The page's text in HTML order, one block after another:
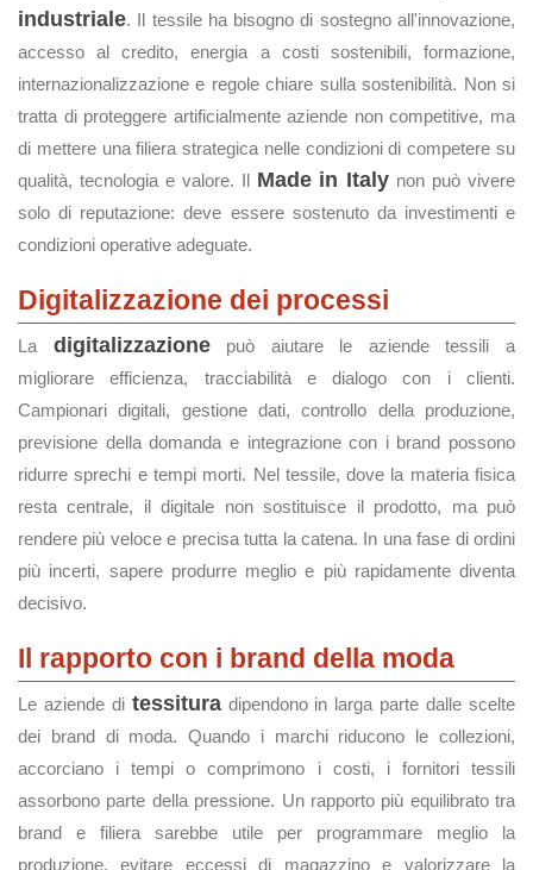
industriale. Il tessile ha bisogno di sostegno all'innovazione,
accesso al credito, energia a costi sostenibili, formazione,
internazionalizzazione e regole chiare sulla sostenibilità. Non si
tratta di proteggere artificialmente aziende non competitive, ma
di mettere una filiera strategica nelle condizioni di competere su
qualità, tecnologia e valore. Il Made in Italy non può vivere
solo di reputazione: deve essere sostenuto da investimenti e
condizioni operative adeguate.
Digitalizzazione dei processi
La digitalizzazionepuò aiutare le aziende tessili a
migliorare efficienza, tracciabilità e dialogo con i clienti.
Campionari digitali, gestione dati, controllo della produzione,
previsione della domanda e integrazione con i brand possono
ridurre sprechi e tempi morti. Nel tessile, dove la materia fisica
resta centrale, il digitale non sostituisce il prodotto, ma può
rendere più veloce e precisa tutta la catena. In una fase di ordini
più incerti, sapere produrre meglio e più rapidamente diventa
decisivo.
Il rapporto con i brand della moda
Le aziende di tessituradipendono in larga parte dalle scelte
dei brand di moda. Quando i marchi riducono le collezioni,
accorciano i tempi o comprimono i costi, i fornitori tessili
assorbono parte della pressione. Un rapporto più equilibrato tra
brand e filiera sarebbe utile per programmare meglio la
produzione, evitare eccessi di magazzino e valorizzare la